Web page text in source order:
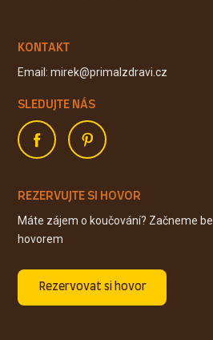
KONTAKT
Email: mirek@primalzdravi.cz
SLEDUJTE NÁS
REZERVUJTE SI HOVOR
Máte zájem o koučování? Začneme
hovorem
Rezervovat si hovor